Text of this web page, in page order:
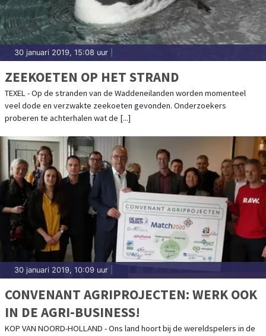
30 januari 2019, 15:08 uur
ZEEKOETEN OP HET STRAND
TEXEL - Op de stranden van de Waddeneilanden worden momenteel
veel dode en verzwakte zeekoeten gevonden. Onderzoekers
proberen te achterhalen wat de [...]
30 januari 2019, 10:09 uur
CONVENANT AGRIPROJECTEN: WERK OOK
IN DE AGRI-BUSINESS!
KOP VAN NOORD-HOLLAND - Ons land hoort bij de wereldspelers in de